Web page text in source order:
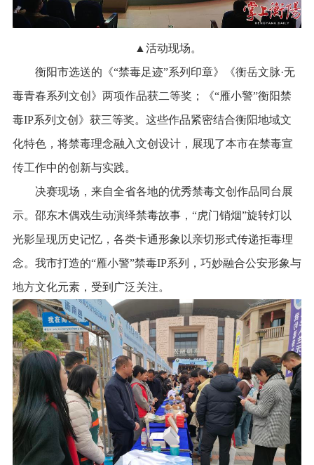
▲活动现场。
衡阳市选送的《“禁毒足迹”系列印章》《衡岳文脉·无
毒青春系列文创》两项作品获二等奖；《“雁小警”衡阳禁
毒IP系列文创》获三等奖。这些作品紧密结合衡阳地域文
化特色，将禁毒理念融入文创设计，展现了本市在禁毒宣
传工作中的创新与实践。
决赛现场，来自全省各地的优秀禁毒文创作品同台展
示。邵东木偶戏生动演绎禁毒故事，“虎门销烟”旋转灯以
光影呈现历史记忆，各类卡通形象以亲切形式传递拒毒理
念。我市打造的“雁小警”禁毒IP系列，巧妙融合公安形象与
地方文化元素，受到广泛关注。